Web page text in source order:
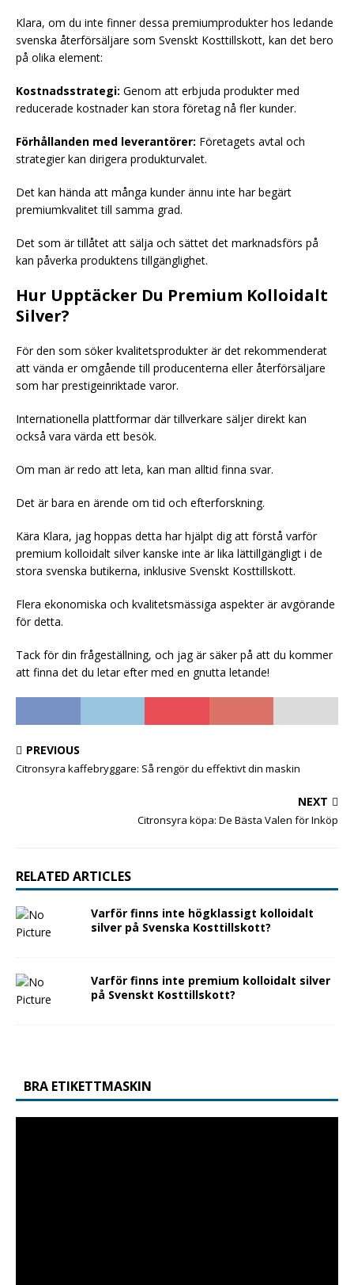
Klara, om du inte finner dessa premiumprodukter hos ledande
svenska återförsäljare som Svenskt Kosttillskott, kan det bero
på olika element:
Kostnadsstrategi: Genom att erbjuda produkter med
reducerade kostnader kan stora företag nå fler kunder.
Förhållanden med leverantörer: Företagets avtal och
strategier kan dirigera produkturvalet.
Det kan hända att många kunder ännu inte har begärt
premiumkvalitet till samma grad.
Det som är tillåtet att sälja och sättet det marknadsförs på
kan påverka produktens tillgänglighet.
Hur Upptäcker Du Premium Kolloidalt
Silver?
För den som söker kvalitetsprodukter är det rekommenderat
att vända er omgående till producenterna eller återförsäljare
som har prestigeinriktade varor.
Internationella plattformar där tillverkare säljer direkt kan
också vara värda ett besök.
Om man är redo att leta, kan man alltid finna svar.
Det är bara en ärende om tid och efterforskning.
Kära Klara, jag hoppas detta har hjälpt dig att förstå varför
premium kolloidalt silver kanske inte är lika lättillgängligt i de
stora svenska butikerna, inklusive Svenskt Kosttillskott.
Flera ekonomiska och kvalitetsmässiga aspekter är avgörande
för detta.
Tack för din frågeställning, och jag är säker på att du kommer
att finna det du letar efter med en gnutta letande!
PREVIOUS
Citronsyra kaffebryggare: Så rengör du effektivt din maskin
NEXT
Citronsyra köpa: De Bästa Valen för Inköp
RELATED ARTICLES
Varför finns inte högklassigt kolloidalt
silver på Svenska Kosttillskott?
Varför finns inte premium kolloidalt silver
på Svenskt Kosttillskott?
BRA ETIKETTMASKIN